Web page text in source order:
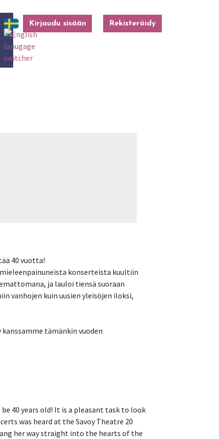
Kirjaudu sisään Rekisteröidy
40 vuotta!
konserteista kuultiin
ja lauloi tiensä suoraan
vanhojen kuin uusien yleisöjen iloksi,
tämänkin vuoden
40 years old! It is a pleasant task to look
was heard at the Savoy Theatre 20
her way straight into the hearts of the